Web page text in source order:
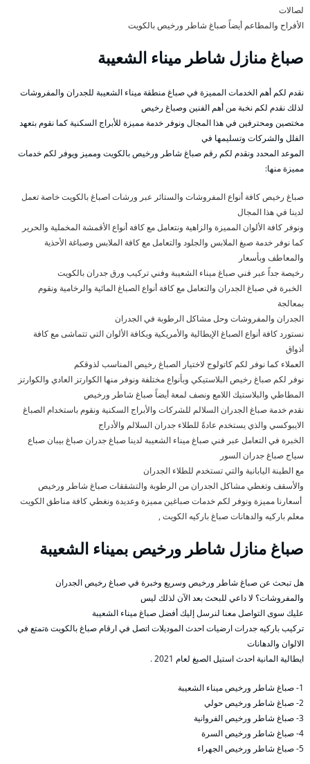
لصالات
الأفراح والمطاعم أيضاً صباغ شاطر ورخيص بالكويت
صباغ منازل شاطر ميناء الشعيبة
نقدم لكم أهم الخدمات المميزة في صباغ منطقة ميناء الشعيبة للجدران والمفروشات
لذلك نقدم لكم نخبة من أهم الفنين وصباغ رخيص
مختصين ومحترفين في هذا المجال ونوفر خدمة مميزة للأبراج السكنية كما نقوم بتعهد
الفلل والشركات وتسليمها في
الموعد المحدد ونقدم لكم رقم صباغ شاطر ورخيص بالكويت ومميز ويوفر لكم خدمات
مميزة منها:
صباغ رخيص كافة أنواع المفروشات والستائر عبر ورشات اصباغ بالكويت خاصة تعمل
لدينا في هذا المجال
ونوفر كافة الألوان المميزة والزاهية ونتعامل مع كافة أنواع الأقمشة المخملية والحرير
كما نوفر خدمة صبغ الملابس والجلود والتعامل مع كافة الملابس وصباغة الأحذية
والمعاطف وبأسعار
رخيصة جداً عبر فني صباغ ميناء الشعيبة وفني تركيب ورق جدران بالكويت
الخبرة في صباغ الجدران والتعامل مع كافة أنواع الصباغ المائية والرخامية ونقوم
بمعالجة
الجدران والمفروشات وحل مشاكل الرطوبة في الجدران
نستورد كافة أنواع الصباغ الإيطالية والأمريكية وبكافة الألوان التي تتماشى مع كافة
أذواق
العملاء كما نوفر لكم كاتولوج لاختيار الصباغ رخيص المناسب لذوقكم
نوفر لكم صباغ رخيص البلاستيكي وبأنواع مختلفة ونوفر منها الكوارتز العادي والكوارتز
المطاطي والبلاستيك اللامع ونصف لمعة أيضاً صباغ شاطر ورخيص
نقدم خدمة صباغ الجدران السلالم للشركات والأبراج السكنية ونقوم باستخدام الصباغ
الايبوكسي والذي يستخدم عادةً للطلاء جدران السلالم والأدراج
الخبرة في التعامل عبر فني صباغ ميناء الشعيبة لدينا صباغ جدران صباغ بيبان صباع
سياج صباغ جدران السور
مع الطينة اليابانية والتي تستخدم للطلاء الجدران
والأسقف وتغطي مشاكل الجدران من الرطوبة والتشققات صباغ شاطر ورخيص
أسعارنا مميزة ونوفر لكم خدمات صباغين مميزة وعديدة ونغطي كافة مناطق الكويت
معلم باركيه والدهانات صباغ باركيه الكويت ,
صباغ منازل شاطر ورخيص بميناء الشعيبة
هل تبحث عن صباغ شاطر ورخيص وسريع وخبرة في صباغ رخيص الجدران
والمفروشات؟ لا داعي للبحث بعد الآن لذلك ليس
عليك سوى التواصل معنا لنرسل إليك أفضل صباغ ميناء الشعيبة
تركيب باركيه جدرات ارضيات احدث الموديلات اتصل في ارقام صباغ بالكويت ةتمتع في
الالوان والدهانات
ايطالية المانية احدث استيل الصبغ لعام 2021 .
1- صباغ شاطر ورخيص ميناء الشعيبة
2- صباغ شاطر ورخيص حولي
3- صباغ شاطر ورخيص الفروانية
4- صباغ شاطر ورخيص السرة
5- صباغ شاطر ورخيص الجهراء